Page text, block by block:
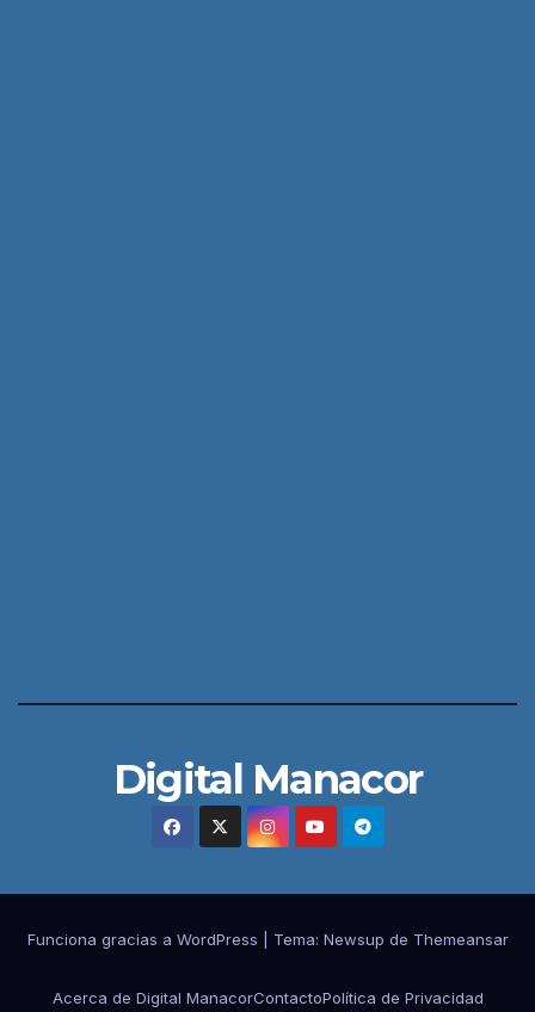
Digital Manacor
Funciona gracias a WordPress Tema: Newsup de Themeansar
Acerca de Digital ManacorContactoPolítica de Privacidad